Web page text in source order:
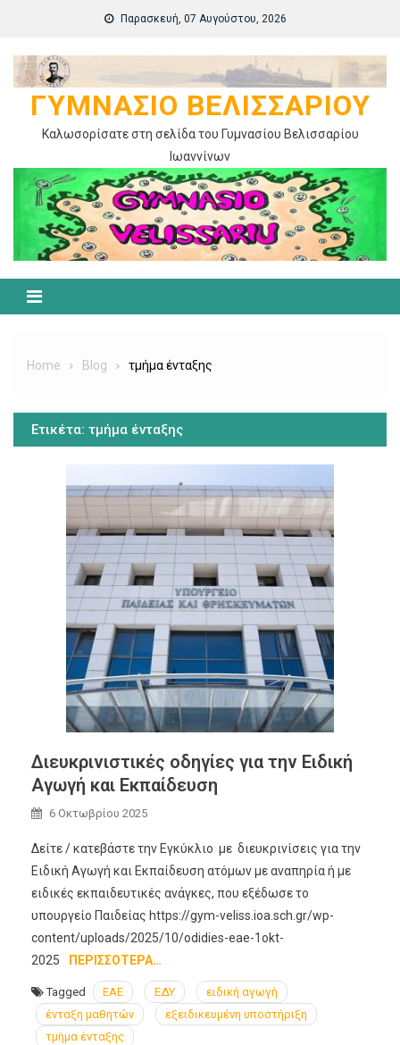
content
Παρασκευή, 07 Αυγούστου, 2026
ΓΥΜΝΆΣΙΟ ΒΕΛΙΣΣΑΡΊΟΥ
Καλωσορίσατε στη σελίδα του Γυμνασίου Βελισσαρίου
Ιωαννίνων
Home Blog τμήμα ένταξης
Ετικέτα: τμήμα ένταξης
Διευκρινιστικές οδηγίες για την Ειδική
Αγωγή και Εκπαίδευση
6 Οκτωβρίου 2025
Δείτε / κατεβάστε την Εγκύκλιο με διευκρινίσεις για την
Ειδική Αγωγή και Εκπαίδευση ατόμων με αναπηρία ή με
ειδικές εκπαιδευτικές ανάγκες, που εξέδωσε το
υπουργείο Παιδείας https://gym-veliss.ioa.sch.gr/wp-
content/uploads/2025/10/odidies-eae-1okt-
2025
ΠΕΡΙΣΣΌΤΕΡΑ…
Tagged ΕΑΕ ΕΔΥ
ειδική αγωγή
ένταξη μαθητών
εξειδικευμένη υποστήριξη
τμήμα ένταξης